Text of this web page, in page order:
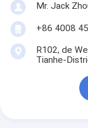
Mr. Jack
+86 4008
R102, de
Tianhe-